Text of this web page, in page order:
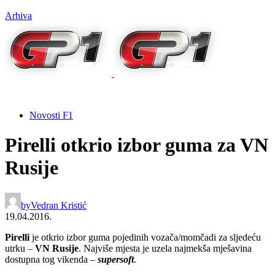
Arhiva
Novosti F1
Pirelli otkrio izbor guma za VN
Rusije
byVedran Kristić
19.04.2016.
Pirelli je otkrio izbor guma pojedinih vozača/momčadi za sljedeću
utrku – VN Rusije. Najviše mjesta je uzela najmekša mješavina
dostupna tog vikenda – supersoft.